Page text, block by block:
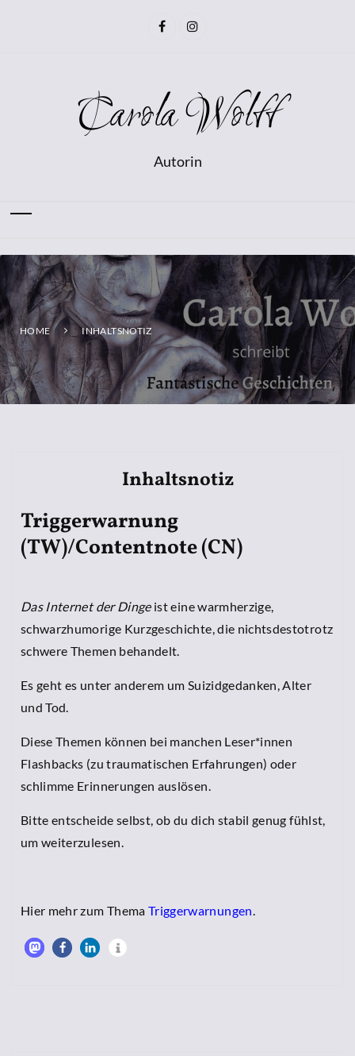
Carola Wolff
Autorin
HOME INHALTSNOTIZ
Inhaltsnotiz
Triggerwarnung
(TW)/Contentnote (CN)
Das Internet der Dingeist eine warmherzige,
schwarzhumorige Kurzgeschichte, die nichtsdestotrotz
schwere Themen behandelt.
Es geht es unter anderem um Suizidgedanken, Alter
und Tod.
Diese Themen können bei manchen Leser*innen
Flashbacks (zu traumatischen Erfahrungen) oder
schlimme Erinnerungen auslösen.
Bitte entscheide selbst, ob du dich stabil genug fühlst,
um weiterzulesen.
Hier mehr zum Thema Triggerwarnungen.